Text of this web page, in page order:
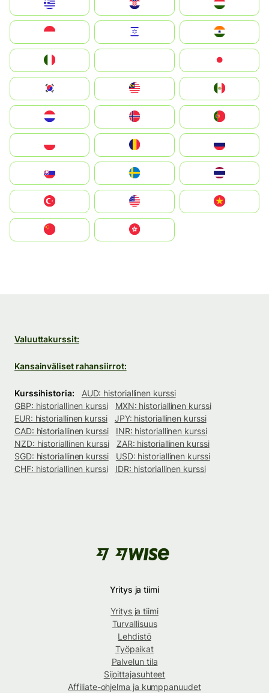
Magyarország
South Korea
United States
中國香港特別行政區
Valuuttakurssit:
Kansainväliset rahansiirrot:
Kurssihistoria:
AUD: historiallinen kurssi
GBP: historiallinen kurssi
MXN: historiallinen kurssi
EUR: historiallinen kurssi
JPY: historiallinen kurssi
CAD: historiallinen kurssi
INR: historiallinen kurssi
NZD: historiallinen kurssi
ZAR: historiallinen kurssi
SGD: historiallinen kurssi
USD: historiallinen kurssi
CHF: historiallinen kurssi
IDR: historiallinen kurssi
Yritys ja tiimi
Yritys ja tiimi
Turvallisuus
Lehdistö
Työpaikat
Palvelun tila
Sijoittajasuhteet
Affiliate-ohjelma ja kumppanuudet